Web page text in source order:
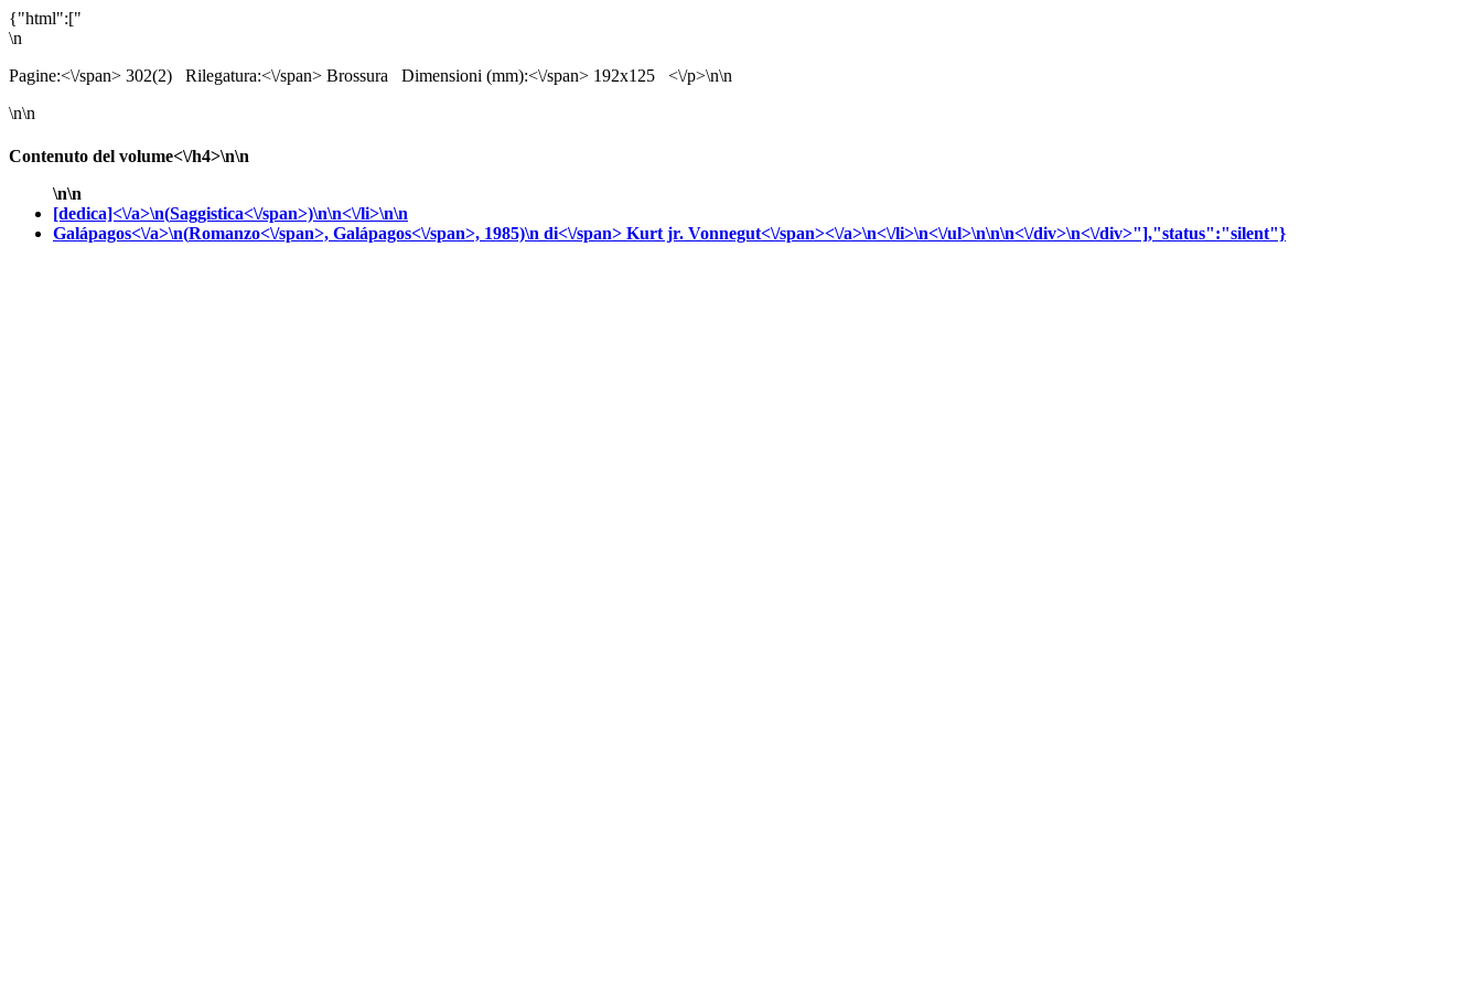
{"html":["
\n
Pagine:<\/span> 302(2) Rilegatura:<\/span> Brossura Dimensioni (mm):<\/span> 192x125 <\/p>\n\n
\n\n
Contenuto del volume<\/h4>\n\n
\n\n
[dedica]<\/a>\n(Saggistica<\/span>)\n\n<\/li>\n\n
Galápagos<\/a>\n(Romanzo<\/span>, Galápagos<\/span>, 1985)\n di<\/span> Kurt jr. Vonnegut<\/span><\/a>\n<\/li>\n<\/ul>\n\n\n<\/div>\n<\/div>"],"status":"silent"}